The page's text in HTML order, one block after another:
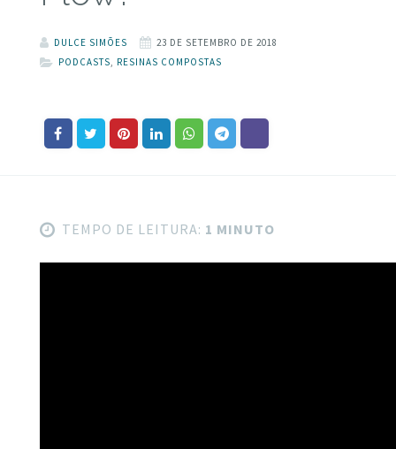
DULCE SIMÕES
23 DE SETEMBRO DE 2018
PODCASTS, RESINAS COMPOSTAS
TEMPO DE LEITURA: 1 MINUTO